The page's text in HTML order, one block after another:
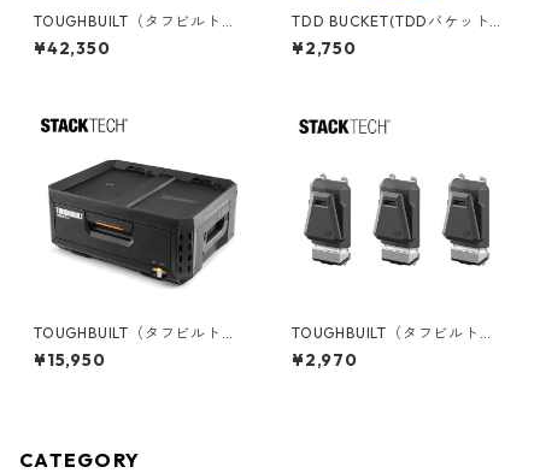
TOUGHBUILT（タフビルト）S
TACK TECH(スタックテック)
ハードクーラー38qt TB-B1-C
¥42,350
TDD BUCKET(TDDバケット)
5ガロンバケツ [コントラクタ
ー] フタ付き 05GLTDD
¥2,750
TOUGHBUILT（タフビルト）S
TACK TECH(スタックテック)
１ドロワー収納ボックス TB-B
¥15,950
TOUGHBUILT（タフビルト）S
TACK TECH(スタックテック)
オプションClipTechハブ（3P
¥2,970
CATEGORY